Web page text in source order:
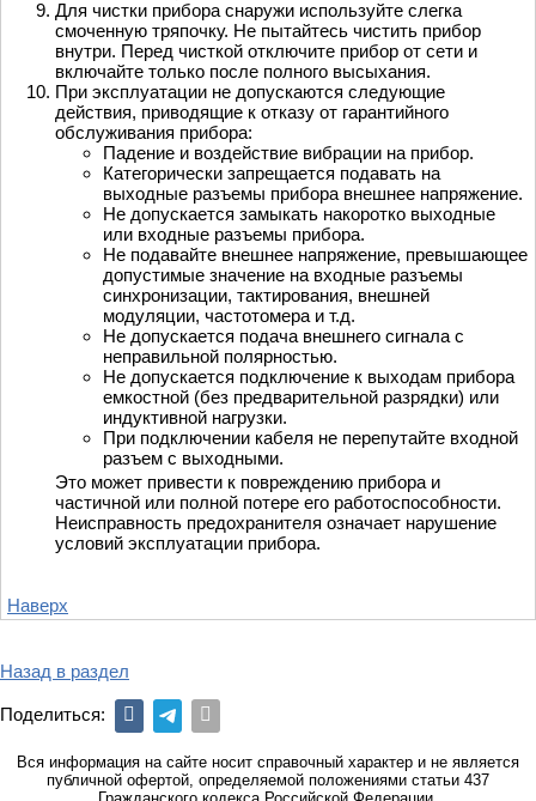
Для чистки прибора снаружи используйте слегка
смоченную тряпочку. Не пытайтесь чистить прибор
внутри. Перед чисткой отключите прибор от сети и
включайте только после полного высыхания.
При эксплуатации не допускаются следующие
действия, приводящие к отказу от гарантийного
обслуживания прибора:
Падение и воздействие вибрации на прибор.
Категорически запрещается подавать на
выходные разъемы прибора внешнее напряжение.
Не допускается замыкать накоротко выходные
или входные разъемы прибора.
Не подавайте внешнее напряжение, превышающее
допустимые значение на входные разъемы
синхронизации, тактирования, внешней
модуляции, частотомера и т.д.
Не допускается подача внешнего сигнала с
неправильной полярностью.
Не допускается подключение к выходам прибора
емкостной (без предварительной разрядки) или
индуктивной нагрузки.
При подключении кабеля не перепутайте входной
разъем с выходными.
Это может привести к повреждению прибора и
частичной или полной потере его работоспособности.
Неисправность предохранителя означает нарушение
условий эксплуатации прибора.
Наверх
Назад в раздел
Поделиться:
Вся информация на сайте носит справочный характер и не является
публичной офертой, определяемой положениями статьи 437